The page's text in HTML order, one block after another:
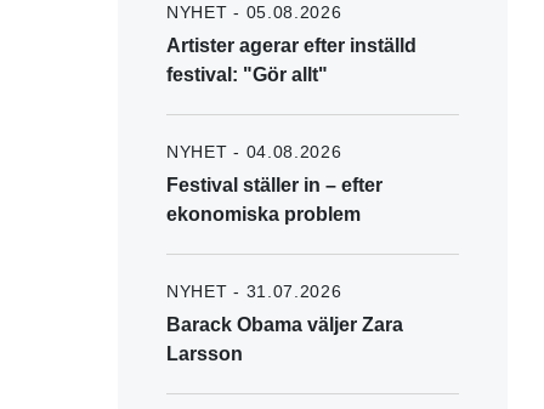
NYHET - 05.08.2026
Artister agerar efter inställd
festival: "Gör allt"
NYHET - 04.08.2026
Festival ställer in – efter
ekonomiska problem
NYHET - 31.07.2026
Barack Obama väljer Zara
Larsson